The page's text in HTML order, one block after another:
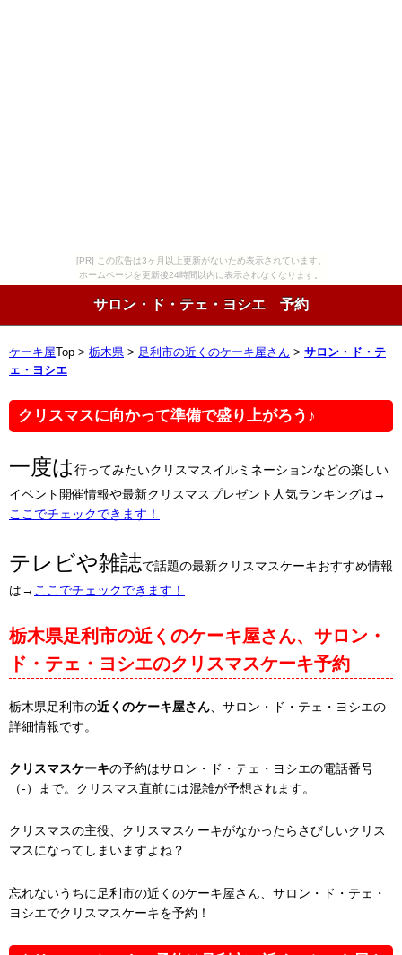
[PR] この広告は3ヶ月以上更新がないため表示されています。
ホームページを更新後24時間以内に表示されなくなります。
サロン・ド・テェ・ヨシエ 予約
ケーキ屋 Top > 栃木県 > 足利市の近くのケーキ屋さん > サロン・ド・テ
ェ・ヨシエ
クリスマスに向かって準備で盛り上がろう♪
一度は行ってみたいクリスマスイルミネーションなどの楽しい
イベント開催情報や最新クリスマスプレゼント人気ランキングは→
ここでチェックできます！
テレビや雑誌で話題の最新クリスマスケーキおすすめ情報
は→ ここでチェックできます！
栃木県足利市の近くのケーキ屋さん、サロン・
ド・テェ・ヨシエのクリスマスケーキ予約
栃木県足利市の近くのケーキ屋さん 、サロン・ド・テェ・ヨシエの
詳細情報です。
クリスマスケーキの予約はサロン・ド・テェ・ヨシエの電話番号
（-）まで。クリスマス直前には混雑が予想されます。
クリスマスの主役、クリスマスケーキがなかったらさびしいクリス
マスになってしまいますよね？
忘れないうちに足利市の近くのケーキ屋さん、サロン・ド・テェ・
ヨシエでクリスマスケーキを予約！